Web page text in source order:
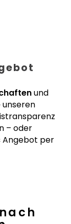
und
unseren
– oder
Angebot per